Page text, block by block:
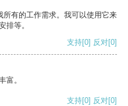
有的工作需求。我可以使用它来
排等。
支持[0] 反对[0]
富。
支持[0] 反对[0]